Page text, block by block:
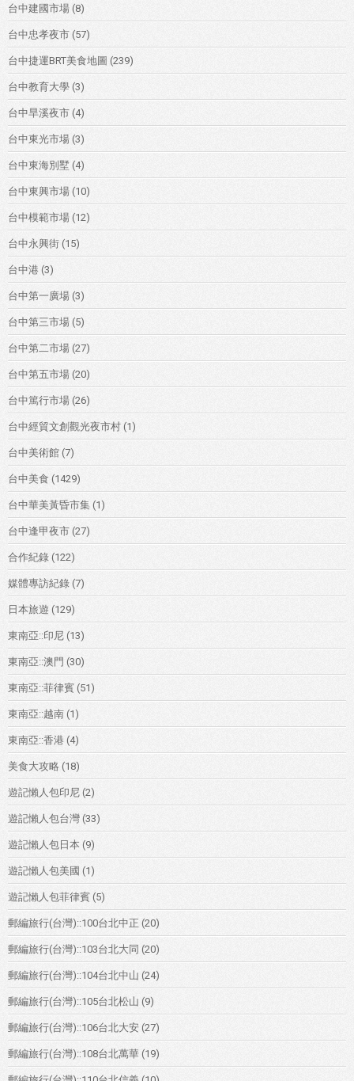
台中建國市場 (8)
台中忠孝夜市 (57)
台中捷運BRT美食地圖 (239)
台中教育大學 (3)
台中旱溪夜市 (4)
台中東光市場 (3)
台中東海別墅 (4)
台中東興市場 (10)
台中模範市場 (12)
台中永興街 (15)
台中港 (3)
台中第一廣場 (3)
台中第三市場 (5)
台中第二市場 (27)
台中第五市場 (20)
台中篤行市場 (26)
台中經貿文創觀光夜市村 (1)
台中美術館 (7)
台中美食 (1429)
台中華美黃昏市集 (1)
台中逢甲夜市 (27)
合作紀錄 (122)
媒體專訪紀錄 (7)
日本旅遊 (129)
東南亞::印尼 (13)
東南亞::澳門 (30)
東南亞::菲律賓 (51)
東南亞::越南 (1)
東南亞::香港 (4)
美食大攻略 (18)
遊記懶人包印尼 (2)
遊記懶人包台灣 (33)
遊記懶人包日本 (9)
遊記懶人包美國 (1)
遊記懶人包菲律賓 (5)
郵編旅行(台灣)::100台北中正 (20)
郵編旅行(台灣)::103台北大同 (20)
郵編旅行(台灣)::104台北中山 (24)
郵編旅行(台灣)::105台北松山 (9)
郵編旅行(台灣)::106台北大安 (27)
郵編旅行(台灣)::108台北萬華 (19)